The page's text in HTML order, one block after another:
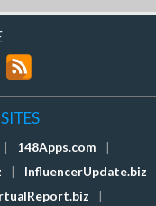
148Apps.com
InfluencerUpdate.biz